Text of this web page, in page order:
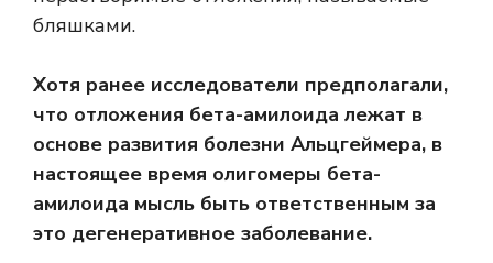
бляшками.
Хотя ранее исследователи предполагали,
что отложения бета-амилоида лежат в
основе развития болезни Альцгеймера, в
настоящее время олигомеры бета-
амилоида мысль быть ответственным за
это дегенеративное заболевание.